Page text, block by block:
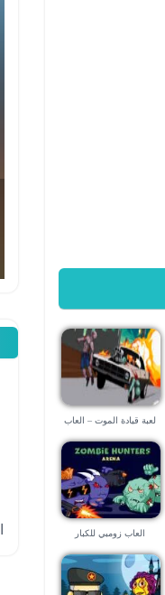
لعبة قيادة الموت – العاب
العاب زومبي للكبار